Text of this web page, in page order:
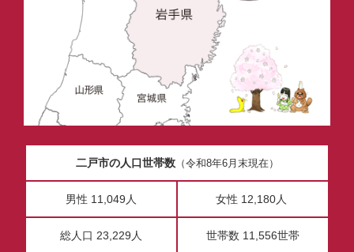
二戸市の人口世帯数（令和8年6月末現在）
男性 11,049人 女性 12,180人
総人口 23,229人 世帯数 11,556世帯